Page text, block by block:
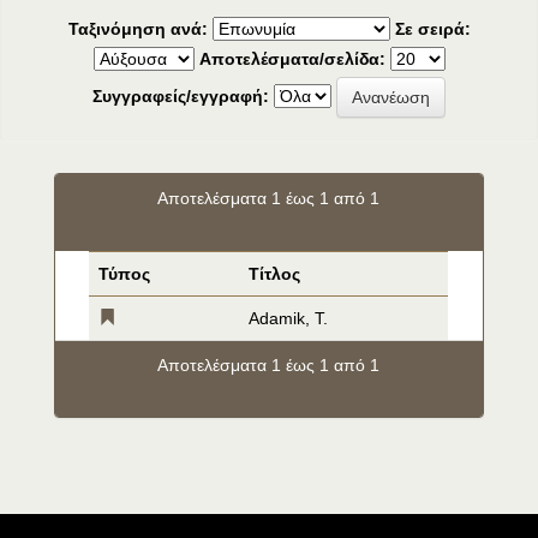
Ταξινόμηση ανά:
Σε σειρά:
Αποτελέσματα/σελίδα:
Συγγραφείς/εγγραφή:
Αποτελέσματα 1 έως 1 από 1
Τύπος Τίτλος
Adamik, T.
Αποτελέσματα 1 έως 1 από 1